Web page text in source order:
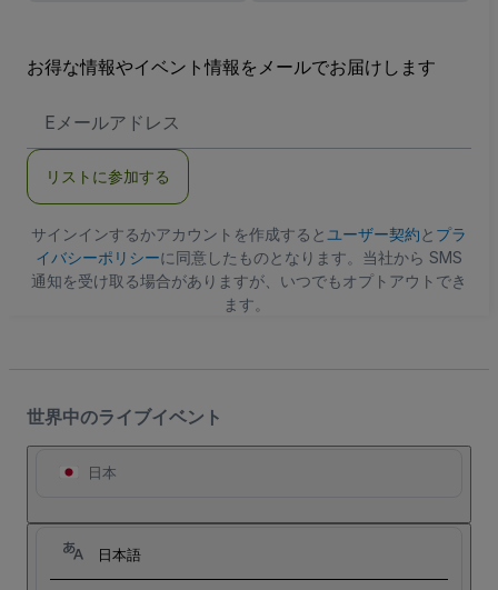
お得な情報やイベント情報をメールでお届けします
メ
ア
ス
リストに参加する
サインインするかアカウントを作成すると ユーザー契約と プラ
イバシーポリシーに同意したものとなります。当社から SMS
通知を受け取る場合がありますが、いつでもオプトアウトでき
ます。
世界中のライブイベント
日本
日本語